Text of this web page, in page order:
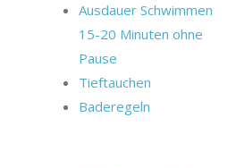
Ausdauer Schwimmen
15-20 Minuten ohne
Pause
Tieftauchen
Baderegeln